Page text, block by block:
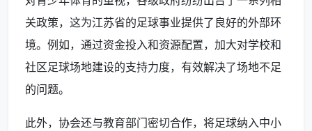
关政策，这为江苏省的足球事业提供了良好的外部环
境。例如，通过资金投入和资源配置，加大对学校和
社区足球场地建设的支持力度，有效解决了场地不足
的问题。
此外，协会还与教育部门密切合作，将足球纳入中小